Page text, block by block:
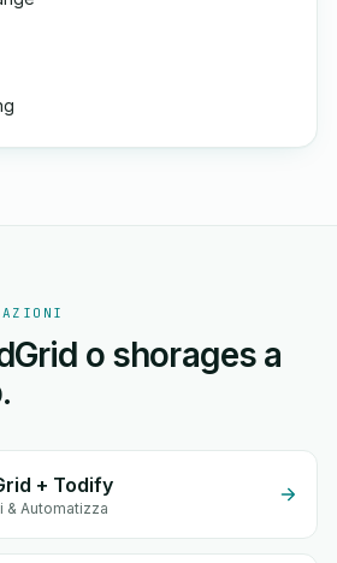
o shorages a
+ Todify
& Automatizza